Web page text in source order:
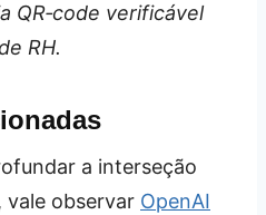
QR‑code verificável
RH.
a interseção
vale observar OpenAI